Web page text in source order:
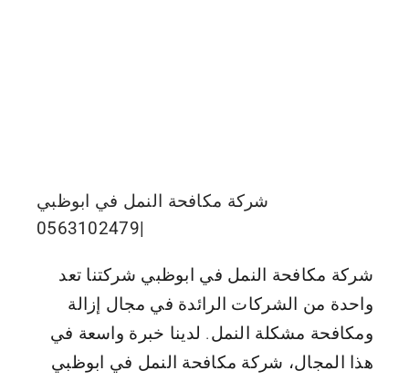
شركة مكافحة النمل في ابوظبي
|0563102479
شركة مكافحة النمل في ابوظبي شركتنا تعد
واحدة من الشركات الرائدة في مجال إزالة
ومكافحة مشكلة النمل. لدينا خبرة واسعة في
هذا المجال، شركة مكافحة النمل في ابوظبي